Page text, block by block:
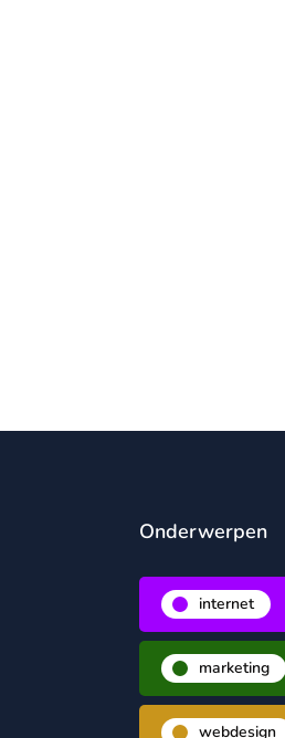
Onderwerpen
internet
marketing
webdesign